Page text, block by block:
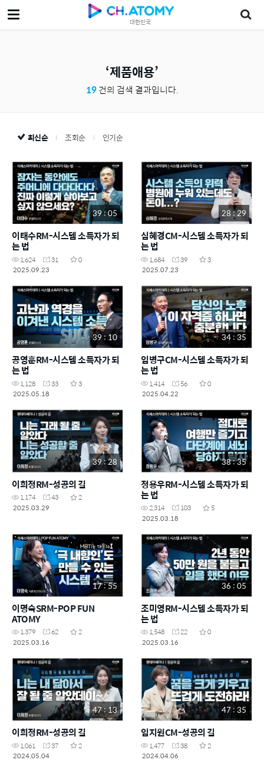
대한민국
제품애용
19건의 검색 결과입니다.
최신순 조회순 인기순
39 : 05
이태수RM-시스템 소득자가 되
는 법
1,624 31
0
2025.09.23
28 : 29
심혜경CM-시스템 소득자가 되
는 법
1,684 39
3
2025.07.23
39 : 10
공영훈RM-시스템 소득자가 되
는 법
1,128 33
3
2025.05.18
34 : 35
임병구CM-시스템 소득자가 되
는 법
1,414 56
0
2025.04.22
39 : 28
이희정RM-성공의 길
1,174 43
2
2025.03.29
38 : 35
정용우RM-시스템 소득자가 되
는 법
2,314 103
5
2025.03.18
17 : 55
이명숙SRM-POP FUN
ATOMY
1,379 62
2
2025.03.16
36 : 05
조미영RM-시스템 소득자가 되
는 법
1,548 22
0
2025.03.16
47 : 13
이희정RM-성공의 길
1,061 37
2
2024.05.04
47 : 35
임지원CM-성공의 길
1,477 38
2
2024.04.06